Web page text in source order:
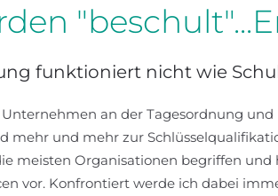
funktioniert nicht wie
an der Tagesordnung und
mehr und mehr zur
meisten Organisationen begriffen und
vor. Konfrontiert werde ich dabei